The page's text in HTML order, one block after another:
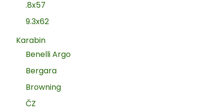
.8x57
9.3x62
Karabin
Benelli Argo
Bergara
Browning
ČZ